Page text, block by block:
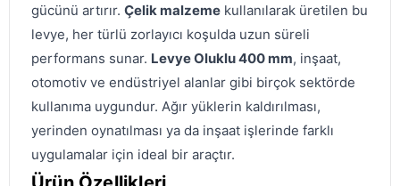
gücünü artırır. Çelik malzeme kullanılarak üretilen bu
levye, her türlü zorlayıcı koşulda uzun süreli
performans sunar. Levye Oluklu 400 mm, inşaat,
otomotiv ve endüstriyel alanlar gibi birçok sektörde
kullanıma uygundur. Ağır yüklerin kaldırılması,
yerinden oynatılması ya da inşaat işlerinde farklı
uygulamalar için ideal bir araçtır.